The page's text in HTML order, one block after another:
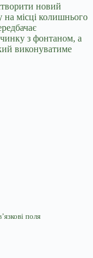
новий
на місці колишнього
з фонтаном, а
виконуватиме
поля